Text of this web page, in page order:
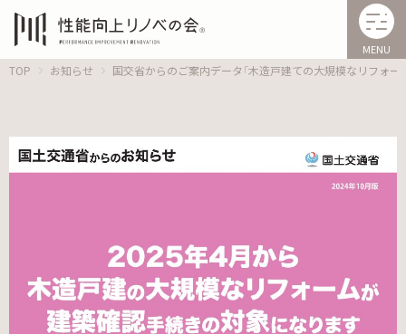
MENU
TOP お知らせ 国交省からのご案内データ「木造戸建ての大規模なリフォ